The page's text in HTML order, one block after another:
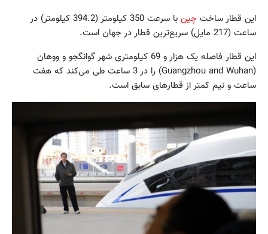
این قطار ساخت چین
با سرعت 350 کیلومتر (394.2 کیلومتر) در
ساعت (217 مایل) سریع‌ترین قطار در جهان است.
این قطار فاصله یک هزار و 69 کیلومتری شهر گوانگجو و ووهان
(Guangzhou and Wuhan) را در 3 ساعت طی می‌کند که هفت
ساعت و نیم کمتر از قطارهای سابق است.